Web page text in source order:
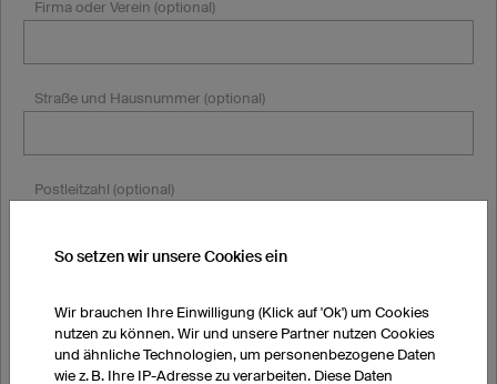
Firma oder Verein (optional)
Straße und Hausnummer (optional)
Postleitzahl (optional)
Land
So setzen wir unsere Cookies ein
Wir brauchen Ihre Einwilligung (Klick auf 'Ok') um Cookies
nutzen zu können. Wir und unsere Partner nutzen Cookies
und ähnliche Technologien, um personenbezogene Daten
wie z. B. Ihre IP-Adresse zu verarbeiten. Diese Daten